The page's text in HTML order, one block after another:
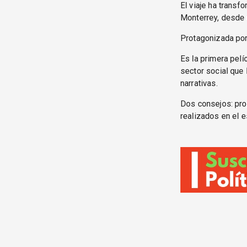
El viaje ha
Monterrey,
Protagonizada
Es la primera
sector social que
narrativas.
Dos consejos:
realizados en el